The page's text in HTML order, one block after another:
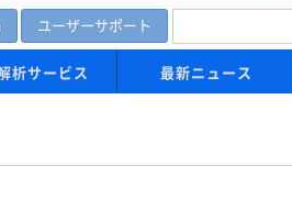
ユーザーサポート
析サービス 最新ニュース